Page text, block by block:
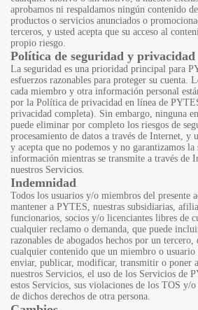
aprobamos ni respaldamos ningún contenido
productos o servicios anunciados o
terceros, y usted acepta que su acceso al
propio riesgo.
Política de seguridad y privacidad
La seguridad es una prioridad principal para
esfuerzos razonables para proteger su cuenta.
cada miembro y otra información personal
por la Política de privacidad en línea de
privacidad completa). Sin embargo, ninguna
puede eliminar por completo los riesgos de
procesamiento de datos a través de Internet, y
y acepta que no podemos y no garantizamos la
información mientras se transmite a través de
nuestros Servicios.
Indemnidad
Todos los usuarios y/o miembros del presente
mantener a PYTES, nuestras subsidiarias,
funcionarios, socios y/o licenciantes libres de
cualquier reclamo o demanda, que puede
razonables de abogados hechos por un
cualquier contenido que un miembro o usuario
enviar, publicar, modificar, transmitir o poner
nuestros Servicios, el uso de los Servicios de
estos Servicios, sus violaciones de los TOS y/
de dichos derechos de otra persona.